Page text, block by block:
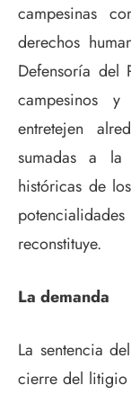
campesinas
derechos
Defensoría del
campesinos
entretejen
sumadas a
históricas de
reconstituye.
La demanda
La sentencia
cierre del litigio